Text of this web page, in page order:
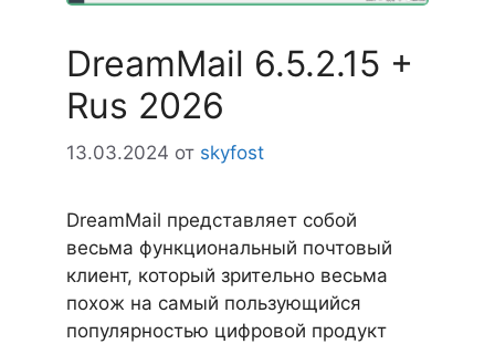
DreamMail 6.5.2.15 +
Rus 2026
13.03.2024 от skyfost
DreamMail представляет собой
весьма функциональный почтовый
клиент, который зрительно весьма
похож на самый пользующийся
популярностью цифровой продукт